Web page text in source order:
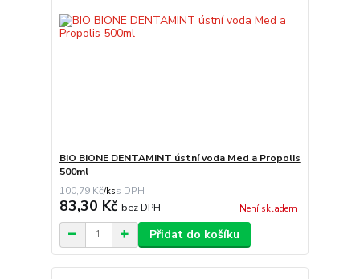
BIO BIONE DENTAMINT ústní voda Med a Propolis
500ml
100,79 Kč/ks
83,30 Kč bez DPH Není skladem
Přidat do košíku